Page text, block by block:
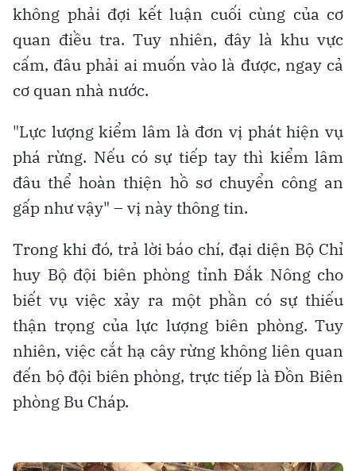
không phải đợi kết luận cuối cùng của cơ
quan điều tra. Tuy nhiên, đây là khu vực
cấm, đâu phải ai muốn vào là được, ngay cả
cơ quan nhà nước.
"Lực lượng kiểm lâm là đơn vị phát hiện vụ
phá rừng. Nếu có sự tiếp tay thì kiểm lâm
đâu thể hoàn thiện hồ sơ chuyển công an
gấp như vậy" – vị này thông tin.
Trong khi đó, trả lời báo chí, đại diện Bộ Chỉ
huy Bộ đội biên phòng tỉnh Đắk Nông cho
biết vụ việc xảy ra một phần có sự thiếu
thận trọng của lực lượng biên phòng. Tuy
nhiên, việc cắt hạ cây rừng không liên quan
đến bộ đội biên phòng, trực tiếp là Đồn Biên
phòng Bu Cháp.